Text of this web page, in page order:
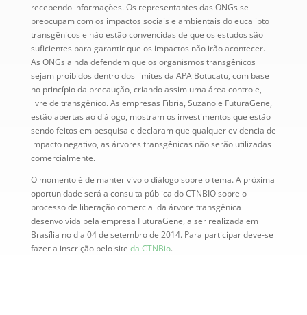
recebendo informações. Os representantes das ONGs se
preocupam com os impactos sociais e ambientais do eucalipto
transgênicos e não estão convencidas de que os estudos são
suficientes para garantir que os impactos não irão acontecer.
As ONGs ainda defendem que os organismos transgênicos
sejam proibidos dentro dos limites da APA Botucatu, com base
no princípio da precaução, criando assim uma área controle,
livre de transgênico. As empresas Fibria, Suzano e FuturaGene,
estão abertas ao diálogo, mostram os investimentos que estão
sendo feitos em pesquisa e declaram que qualquer evidencia de
impacto negativo, as árvores transgênicas não serão utilizadas
comercialmente.
O momento é de manter vivo o diálogo sobre o tema. A próxima
oportunidade será a consulta pública do CTNBIO sobre o
processo de liberação comercial da árvore transgênica
desenvolvida pela empresa FuturaGene, a ser realizada em
Brasília no dia 04 de setembro de 2014. Para participar deve-se
fazer a inscrição pelo site da CTNBio.